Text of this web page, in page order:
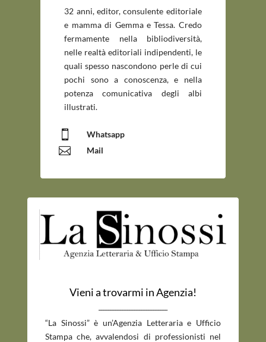
32 anni, editor, consulente editoriale
e mamma di Gemma e Tessa. Credo
fermamente nella bibliodiversità,
nelle realtà editoriali indipendenti, le
quali spesso nascondono perle di cui
pochi sono a conoscenza, e nella
potenza comunicativa degli albi
illustrati.
 Whatsapp
 Mail
Vieni a trovarmi in Agenzia!
“La Sinossi” è un’Agenzia Letteraria e Ufficio
Stampa che, avvalendosi di professionisti nel